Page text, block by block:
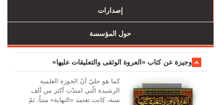
إصدارات
حول المؤسسة
وجیزة عن کتاب «العروة الوثقی والتعلیقات علیها»
کما هو جليّ أنّ الحوزة العلمیة
الرشیدة الّتي امتدّت أكثر من ألف
سنة، كانت تعتمد «النهاية» متناً، ثمّ